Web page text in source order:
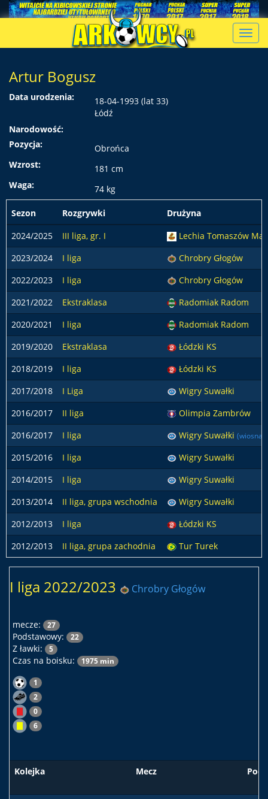
Artur Bogusz
Data urodzenia:
18-04-1993 (lat 33)
Łódź
Narodowość:
Pozycja:
Obrońca
Wzrost:
181 cm
Waga:
74 kg
Sezon Rozgrywki
Drużyna
2024/2025
III liga, gr. I
Lechia Tomaszów
2023/2024
I liga
Chrobry Głogów
2022/2023
I liga
Chrobry Głogów
2021/2022
Ekstraklasa
Radomiak Radom
2020/2021
I liga
Radomiak Radom
2019/2020
Ekstraklasa
Łódzki KS
2018/2019
I liga
Łódzki KS
2017/2018
I Liga
Wigry Suwałki
2016/2017
II liga
Olimpia Zambrów
2016/2017
I liga Wigry Suwałki (wiosna)
2015/2016 I liga
Wigry Suwałki
2014/2015
I liga
Wigry Suwałki
2013/2014
II liga, grupa wschodnia
Wigry Suwałki
2012/2013
I liga
Łódzki KS
2012/2013
II liga, grupa zachodnia Tur Turek
I liga 2022/2023 Chrobry Głogów
mecze: 27
Podstawowy: 22
Z ławki: 5
Czas na boisku: 1975 min
1
2
0
6
Kolejka Mecz